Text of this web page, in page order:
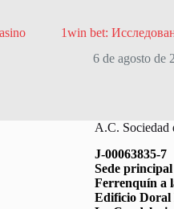
1win bet:
6 de agosto de
A.C. Sociedad
J-00063835-7
Sede
Ferrenquín a
Edificio Doral